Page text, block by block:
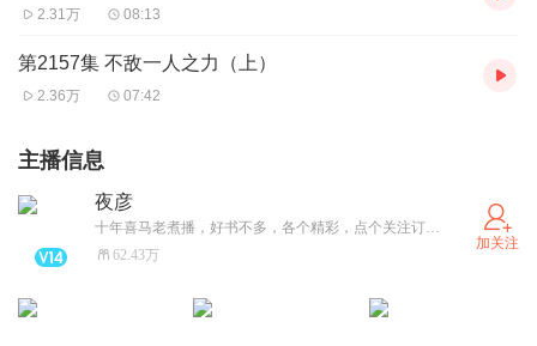
2.31万 08:13
第2157集 不敌一人之力（上）
2.36万 07:42
主播信息
夜彦
十年喜马老煮播，好书不多，各个精彩，点个关注订阅吧铁汁~~~ 要加粉丝群的私聊我
62.43万
加关注